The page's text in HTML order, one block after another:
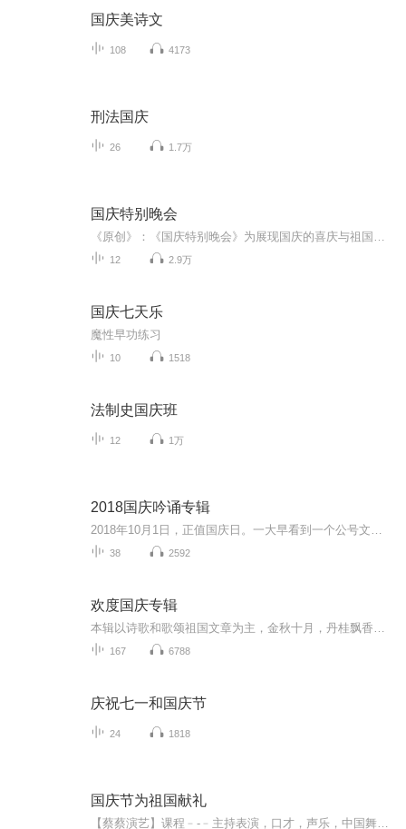
国庆美诗文
108 4173
刑法国庆
26 1.7万
国庆特别晚会
12 2.9万
国庆七天乐
魔性早功练习
10 1518
法制史国庆班
12 1万
2018国庆吟诵专辑
38 2592
欢度国庆专辑
167 6788
庆祝七一和国庆节
24 1818
国庆节为祖国献礼